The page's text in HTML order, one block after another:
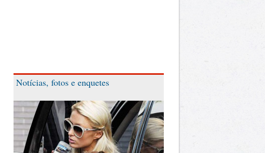
Notícias, fotos e enquetes